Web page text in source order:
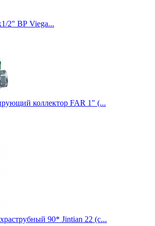
2" ВР Viega...
коллектор FAR 1" (...
90* Jintian 22 (с...